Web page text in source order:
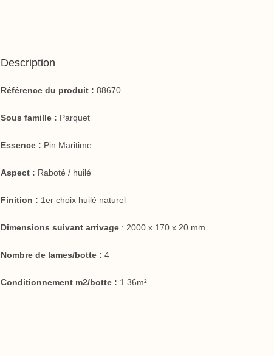
Description
Référence du produit : 88670
Sous famille : Parquet
Essence : Pin Maritime
Aspect : Raboté / huilé
Finition : 1er choix huilé naturel
Dimensions suivant arrivage: 2000 x 170 x 20 mm
Nombre de lames/botte : 4
Conditionnement m2/botte : 1.36m²